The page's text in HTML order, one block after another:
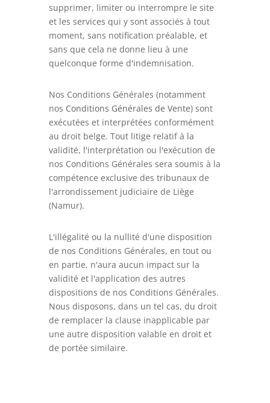
supprimer, limiter ou interrompre le site
et les services qui y sont associés à tout
moment, sans notification préalable, et
sans que cela ne donne lieu à une
quelconque forme d'indemnisation.
Nos Conditions Générales (notamment
nos Conditions Générales de Vente) sont
exécutées et interprétées conformément
au droit belge. Tout litige relatif à la
validité, l'interprétation ou l'exécution de
nos Conditions Générales sera soumis à la
compétence exclusive des tribunaux de
l'arrondissement judiciaire de Liège
(Namur).
L'illégalité ou la nullité d'une disposition
de nos Conditions Générales, en tout ou
en partie, n'aura aucun impact sur la
validité et l'application des autres
dispositions de nos Conditions Générales.
Nous disposons, dans un tel cas, du droit
de remplacer la clause inapplicable par
une autre disposition valable en droit et
de portée similaire.